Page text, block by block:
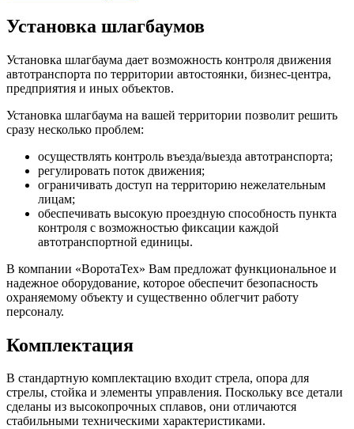
Установка шлагбаумов
Установка шлагбаума дает возможность контроля движения
автотранспорта по территории автостоянки, бизнес-центра,
предприятия и иных объектов.
Установка шлагбаума на вашей территории позволит решить
сразу несколько проблем:
осуществлять контроль въезда/выезда автотранспорта;
регулировать поток движения;
ограничивать доступ на территорию нежелательным
лицам;
обеспечивать высокую проездную способность пункта
контроля с возможностью фиксации каждой
автотранспортной единицы.
В компании «ВоротаТех» Вам предложат функциональное и
надежное оборудование, которое обеспечит безопасность
охраняемому объекту и существенно облегчит работу
персоналу.
Комплектация
В стандартную комплектацию входит стрела, опора для
стрелы, стойка и элементы управления. Поскольку все детали
сделаны из высокопрочных сплавов, они отличаются
стабильными техническими характеристиками.